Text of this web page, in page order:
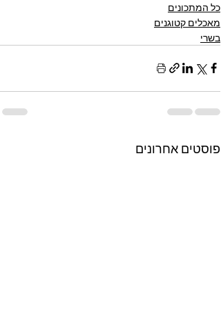
כל המתכונים
מאכלים קטוגנים
בשרי
פוסטים אחרונים